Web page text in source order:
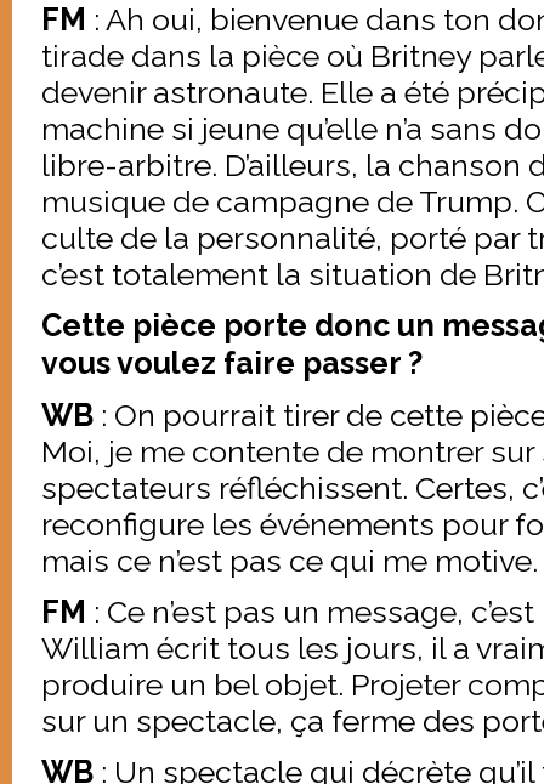
FM : Ah oui, bienvenue dans ton
tirade dans la pièce où Britney
devenir astronaute. Elle a été
machine si jeune qu’elle n’a sans
libre-arbitre. D’ailleurs, la chanson
musique de campagne de Trump.
culte de la personnalité, porté par
c’est totalement la situation de
Cette pièce porte donc un
vous voulez faire passer ?
WB : On pourrait tirer de cette
Moi, je me contente de montrer
spectateurs réfléchissent. Certes,
reconfigure les événements pour
mais ce n’est pas ce qui me motive.
FM : Ce n’est pas un message,
William écrit tous les jours, il a
produire un bel objet. Projeter
sur un spectacle, ça ferme des
WB : Un spectacle qui décrète